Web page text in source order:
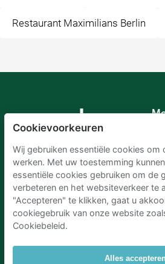
Restaurant Maximilians Berlin
Cookievoorkeuren
Wij gebruiken essentiële cookies om
werken. Met uw toestemming
essentiële cookies gebruiken om de
verbeteren en het websiteverkeer te
"Accepteren" te klikken, gaat u
cookiegebruik van onze website
Cookiebeleid.
Alles